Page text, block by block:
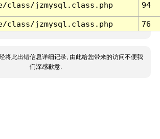
class/jzmysql.class.php 94
class/jzmysql.class.php 76
将此出错信息详细记录, 由此给您带来的访问不便我
们深感歉意.